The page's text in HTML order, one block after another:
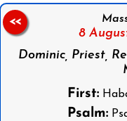
8
Dominic, Priest,
First:
Psalm:
<<